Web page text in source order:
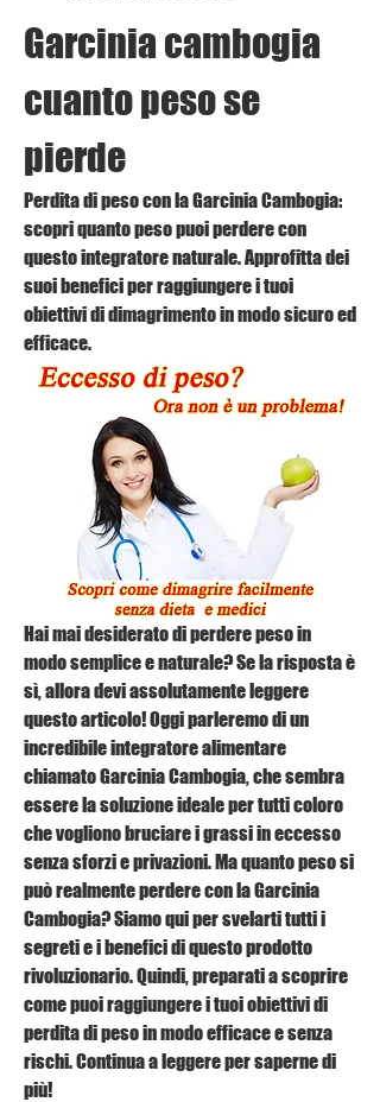
Garcinia cambogia
cuanto peso se
pierde
Perdita di peso con la Garcinia Cambogia:
scopri quanto peso puoi perdere con
questo integratore naturale. Approfitta dei
suoi benefici per raggiungere i tuoi
obiettivi di dimagrimento in modo sicuro ed
efficace.
Hai mai desiderato di perdere peso in
modo semplice e naturale? Se la risposta è
sì, allora devi assolutamente leggere
questo articolo! Oggi parleremo di un
incredibile integratore alimentare
chiamato Garcinia Cambogia, che sembra
essere la soluzione ideale per tutti coloro
che vogliono bruciare i grassi in eccesso
senza sforzi e privazioni. Ma quanto peso si
può realmente perdere con la Garcinia
Cambogia? Siamo qui per svelarti tutti i
segreti e i benefici di questo prodotto
rivoluzionario. Quindi, preparati a scoprire
come puoi raggiungere i tuoi obiettivi di
perdita di peso in modo efficace e senza
rischi. Continua a leggere per saperne di
più!